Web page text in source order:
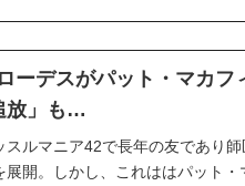
ーデスがパット・マカフ
放」も…
スルマニア42で長年の友であり
展開。しかし、これははパット